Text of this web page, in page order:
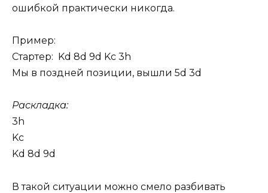
ошибкой практически никогда.
Пример:
Стартер: Kd 8d 9d Kc 3h
Мы в поздней позиции, вышли 5d 3d
Раскладка:
3h
Kc
Kd 8d 9d
В такой ситуации можно смело разбивать